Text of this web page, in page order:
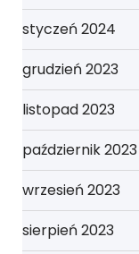
styczeń 2024
grudzień 2023
listopad 2023
październik 2023
wrzesień 2023
sierpień 2023